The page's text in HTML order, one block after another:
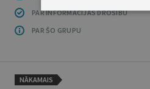
PAR INFORMĀCIJAS DROŠĪBU
PAR ŠO GRUPU
NĀKAMAIS